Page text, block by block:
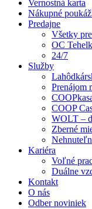
Vernostná karta
Nákupné
Predajne
Všetky
OC
24/7
Služby
Prenájom
COOP
WOLT –
Zberné
Kariéra
Voľné
Duálne
Kontakt
O nás
Odber noviniek